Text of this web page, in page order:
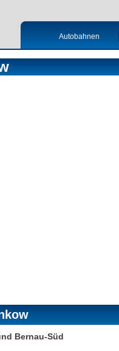
Autobahnen
Bernau-Süd